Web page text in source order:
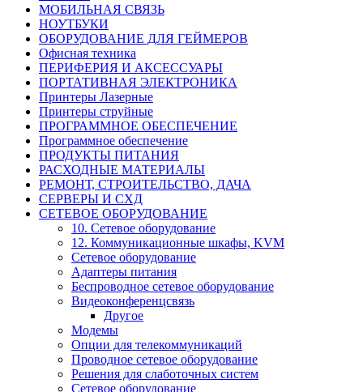
МОБИЛЬНАЯ СВЯЗЬ
НОУТБУКИ
ОБОРУДОВАНИЕ ДЛЯ ГЕЙМЕРОВ
Офисная техника
ПЕРИФЕРИЯ И АКСЕССУАРЫ
ПОРТАТИВНАЯ ЭЛЕКТРОНИКА
Принтеры Лазерные
Принтеры струйные
ПРОГРАММНОЕ ОБЕСПЕЧЕНИЕ
Программное обеспечение
ПРОДУКТЫ ПИТАНИЯ
РАСХОДНЫЕ МАТЕРИАЛЫ
РЕМОНТ, СТРОИТЕЛЬСТВО, ДАЧА
СЕРВЕРЫ И СХД
СЕТЕВОЕ ОБОРУДОВАНИЕ
10. Сетевое оборудование
12. Коммуникационные шкафы, KVM
Cетевое оборудование
Адаптеры питания
Беспроводное сетевое оборудование
Видеоконференцсвязь
Другое
Модемы
Опции для телекоммуникаций
Проводное сетевое оборудование
Решения для слаботочных систем
Сетевое оборудование